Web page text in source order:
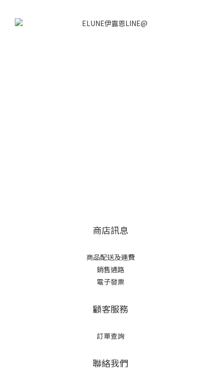
商店訊息
商品配送及運費
銷售通路
電子發票
顧客服務
訂單查詢
聯絡我們